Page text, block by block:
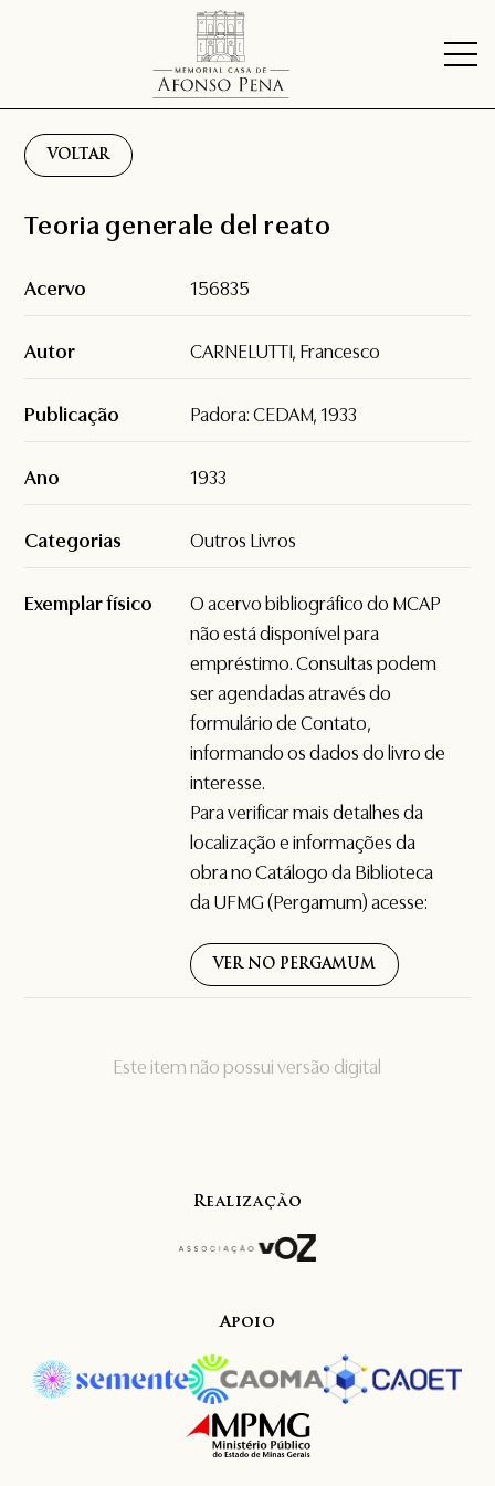
VOLTAR
Este item não possui versão digital
Teoria generale del reato
Acervo 156835
Autor CARNELUTTI, Francesco
Publicação Padora: CEDAM, 1933
Ano 1933
Categorias Outros Livros
Exemplar físico
O acervo bibliográfico do MCAP
não está disponível para
empréstimo. Consultas podem
ser agendadas através do
formulário deContato,
informando os dados do livro de
interesse.
Para verificar mais detalhes da
localização e informações da
obra no Catálogo da Biblioteca
da UFMG (Pergamum) acesse:
VER NO PERGAMUM
Realização
Apoio